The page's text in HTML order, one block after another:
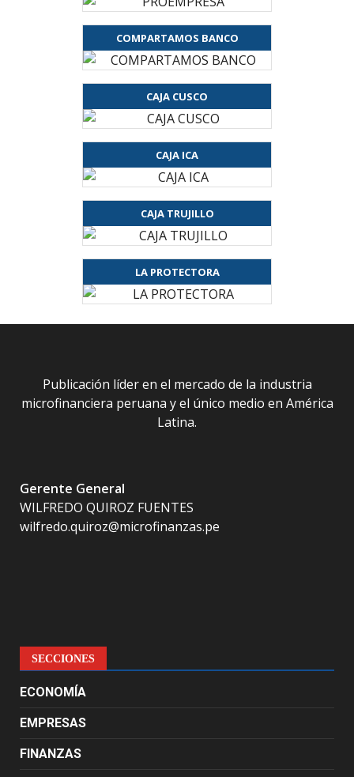
COMPARTAMOS BANCO
CAJA CUSCO
CAJA ICA
CAJA TRUJILLO
LA PROTECTORA
Publicación líder en el mercado de la industria
microfinanciera peruana y el único medio en América
Latina.
Gerente General
WILFREDO QUIROZ FUENTES
wilfredo.quiroz@microfinanzas.pe
SECCIONES
ECONOMÍA
EMPRESAS
FINANZAS